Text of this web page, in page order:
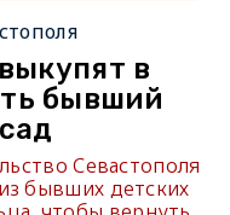
в
бывший
Севастополя
бывших детских